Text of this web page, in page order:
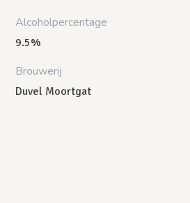
Alcoholpercentage
9.5%
Brouwerij
Duvel Moortgat